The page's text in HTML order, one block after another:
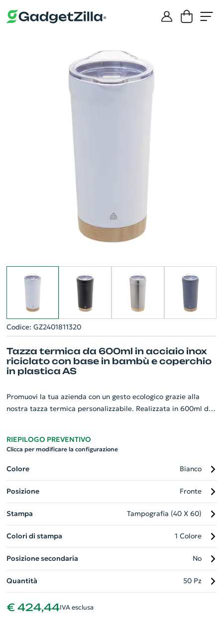
Codice: GZ2401811320
Tazza termica da 600ml in acciaio inox
riciclato con base in bambù e coperchio
in plastica AS
Promuovi la tua azienda con un gesto ecologico grazie alla
nostra tazza termica personalizzabile. Realizzata in 600ml di
elegante è ulteriormente arricchito da una base in bambù,
tazza presenta inoltre un coperchio in plastica AS, per
mantenere le tue bibite calde più a lungo. Un gadget green
perfetto per la tua azienda.
RIEPILOGO PREVENTIVO
Clicca per modificare la configurazione
Colore Bianco
Posizione Fronte
Stampa Tampografia (40 X 60)
Colori di stampa 1 Colore
Posizione secondaria No
Quantità 50 Pz
€ 424,44IVA esclusa